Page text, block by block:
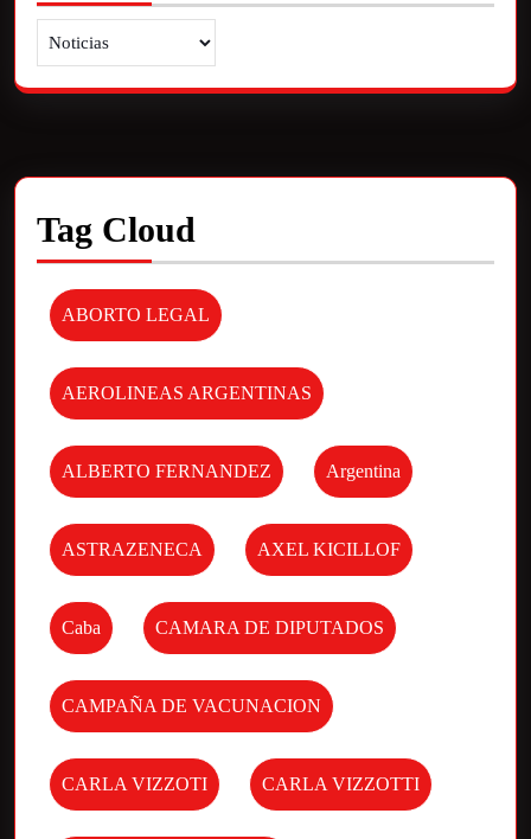
Tag Cloud
ABORTO LEGAL
AEROLINEAS ARGENTINAS
ALBERTO FERNANDEZ Argentina
ASTRAZENECA AXEL KICILLOF
Caba CAMARA DE DIPUTADOS
CAMPAÑA DE VACUNACION
CARLA VIZZOTI CARLA VIZZOTTI